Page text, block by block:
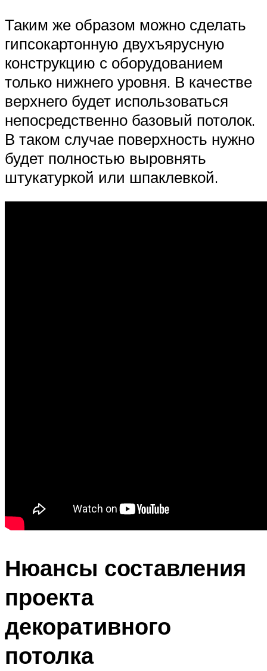
Таким же образом можно сделать
гипсокартонную двухъярусную
конструкцию с оборудованием
только нижнего уровня. В качестве
верхнего будет использоваться
непосредственно базовый потолок.
В таком случае поверхность нужно
будет полностью выровнять
штукатуркой или шпаклевкой.
Нюансы составления
проекта
декоративного
потолка